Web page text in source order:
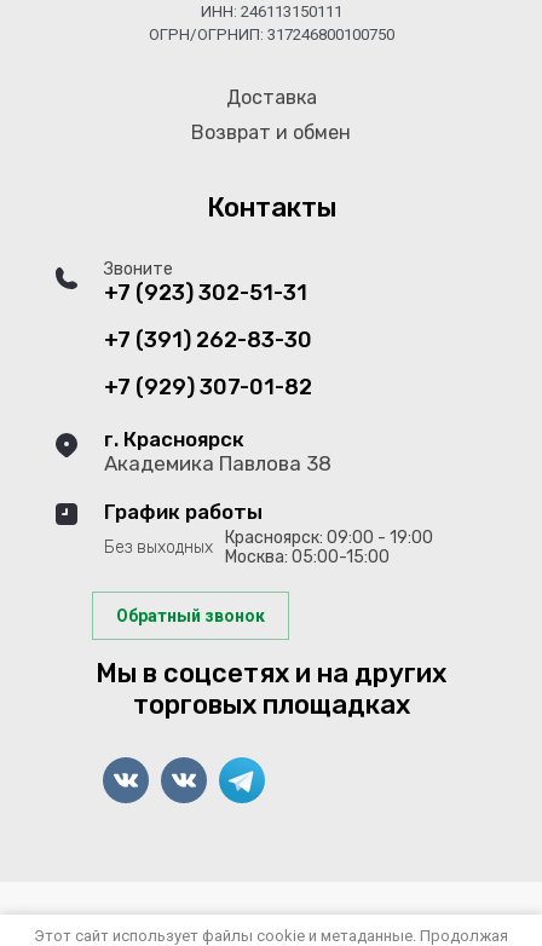
ИНН: 246113150111
ОГРН/ОГРНИП: 317246800100750
Доставка
Возврат и обмен
Контакты
Звоните
+7 (923) 302-51-31
+7 (391) 262-83-30
+7 (929) 307-01-82
г. Красноярск
Академика Павлова 38
График работы
Без выходных
Красноярск: 09:00 - 19:00
Москва: 05:00-15:00
Обратный звонок
Мы в соцсетях и на других
торговых площадках
© 2022-2026 Арсенал Рыболова
Этот сайт использует файлы cookie и метаданные. Продолжая